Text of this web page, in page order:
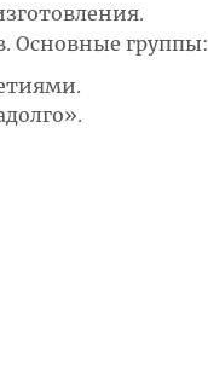
Основные группы: